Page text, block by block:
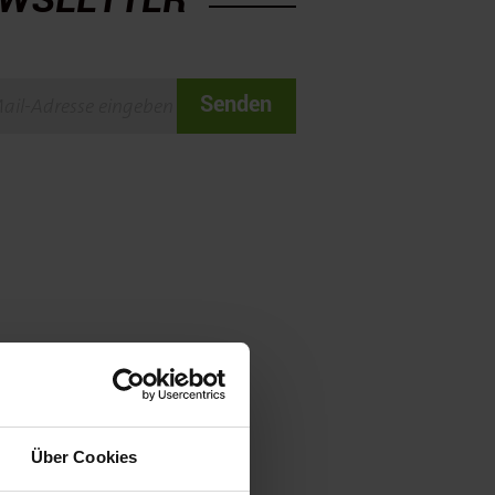
Über Cookies
Senden